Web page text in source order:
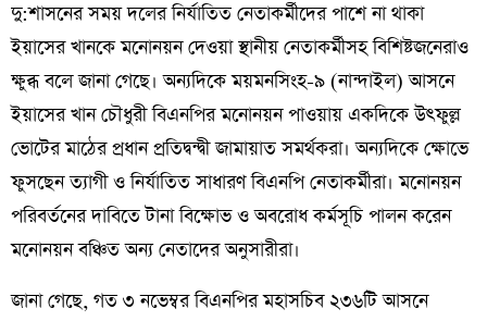
দু:শাসনের সময় দলের নির্যাতিত নেতাকর্মীদের পাশে না থাকা
ইয়াসের খানকে মনোনয়ন দেওয়া স্থানীয় নেতাকর্মীসহ বিশিষ্টজনেরাও
ক্ষুব্ধ বলে জানা গেছে। অন্যদিকে ময়মনসিংহ-৯ (নান্দাইল) আসনে
ইয়াসের খান চৌধুরী বিএনপির মনোনয়ন পাওয়ায় একদিকে উৎফুল্ল
ভোটের মাঠের প্রধান প্রতিদ্বন্দ্বী জামায়াত সমর্থকরা। অন্যদিকে ক্ষোভে
ফুসছেন ত্যাগী ও নির্যাতিত সাধারণ বিএনপি নেতাকর্মীরা। মনোনয়ন
পরিবর্তনের দাবিতে টানা বিক্ষোভ ও অবরোধ কর্মসূচি পালন করেন
মনোনয়ন বঞ্চিত অন্য নেতাদের অনুসারীরা।
জানা গেছে, গত ৩ নভেম্বর বিএনপির মহাসচিব ২৩৬টি আসনে